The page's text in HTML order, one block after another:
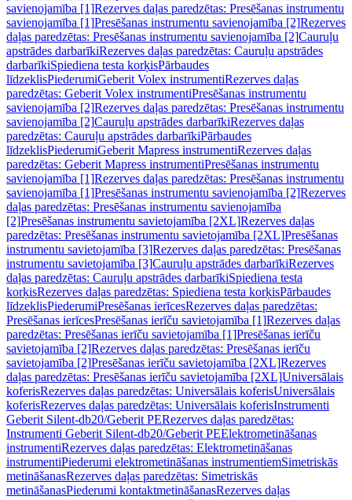
savienojamība [1]Rezerves daļas paredzētas: Presēšanas instrumentu
savienojamība [1]Presēšanas instrumentu savienojamība [2]Rezerves
daļas paredzētas: Presēšanas instrumentu savienojamība [2]Cauruļu
apstrādes darbarīkiRezerves daļas paredzētas: Cauruļu apstrādes
darbarīkiSpiediena testa korķisPārbaudes
līdzeklisPiederumiGeberit Volex instrumentiRezerves daļas
paredzētas: Geberit Volex instrumentiPresēšanas instrumentu
savienojamība [2]Rezerves daļas paredzētas: Presēšanas instrumentu
savienojamība [2]Cauruļu apstrādes darbarīkiRezerves daļas
paredzētas: Cauruļu apstrādes darbarīkiPārbaudes
līdzeklisPiederumiGeberit Mapress instrumentiRezerves daļas
paredzētas: Geberit Mapress instrumentiPresēšanas instrumentu
savienojamība [1]Rezerves daļas paredzētas: Presēšanas instrumentu
savienojamība [1]Presēšanas instrumentu savienojamība [2]Rezerves
daļas paredzētas: Presēšanas instrumentu savienojamība
[2]Presēšanas instrumentu savietojamība [2XL]Rezerves daļas
paredzētas: Presēšanas instrumentu savietojamība [2XL]Presēšanas
instrumentu savietojamība [3]Rezerves daļas paredzētas: Presēšanas
instrumentu savietojamība [3]Cauruļu apstrādes darbarīkiRezerves
daļas paredzētas: Cauruļu apstrādes darbarīkiSpiediena testa
korķisRezerves daļas paredzētas: Spiediena testa korķisPārbaudes
līdzeklisPiederumiPresēšanas ierīcesRezerves daļas paredzētas:
Presēšanas ierīcesPresēšanas ierīču savietojamība [1]Rezerves daļas
paredzētas: Presēšanas ierīču savietojamība [1]Presēšanas ierīču
savietojamība [2]Rezerves daļas paredzētas: Presēšanas ierīču
savietojamība [2]Presēšanas ierīču savietojamība [2XL]Rezerves
daļas paredzētas: Presēšanas ierīču savietojamība [2XL]Universālais
koferisRezerves daļas paredzētas: Universālais koferisUniversālais
koferisRezerves daļas paredzētas: Universālais koferisInstrumenti
Geberit Silent-db20/Geberit PERezerves daļas paredzētas:
Instrumenti Geberit Silent-db20/Geberit PEElektrometināšanas
instrumentiRezerves daļas paredzētas: Elektrometināšanas
instrumentiPiederumi elektrometināšanas instrumentiemSimetriskās
metināšanasRezerves daļas paredzētas: Simetriskās
metināšanasPiederumi kontaktmetināšanasRezerves daļas